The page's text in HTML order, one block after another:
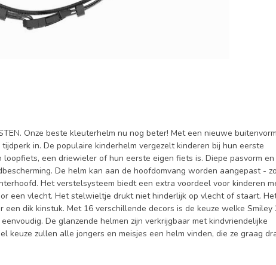
Onze beste kleuterhelm nu nog beter! Met een nieuwe
in. De populaire kinderhelm vergezelt kinderen bij hun eerste
een driewieler of hun eerste eigen fiets is. Diepe pasvorm en
De helm kan aan de hoofdomvang worden aangepast -
Het verstelsysteem biedt een extra voordeel voor kinderen
een vlecht. Het stelwieltje drukt niet hinderlijk op vlecht of staart.
dik kinstuk. Met 16 verschillende decors is de keuze welke Smiley
De glanzende helmen zijn verkrijgbaar met kindvriendelijke
keuze zullen alle jongers en meisjes een helm vinden, die ze graag